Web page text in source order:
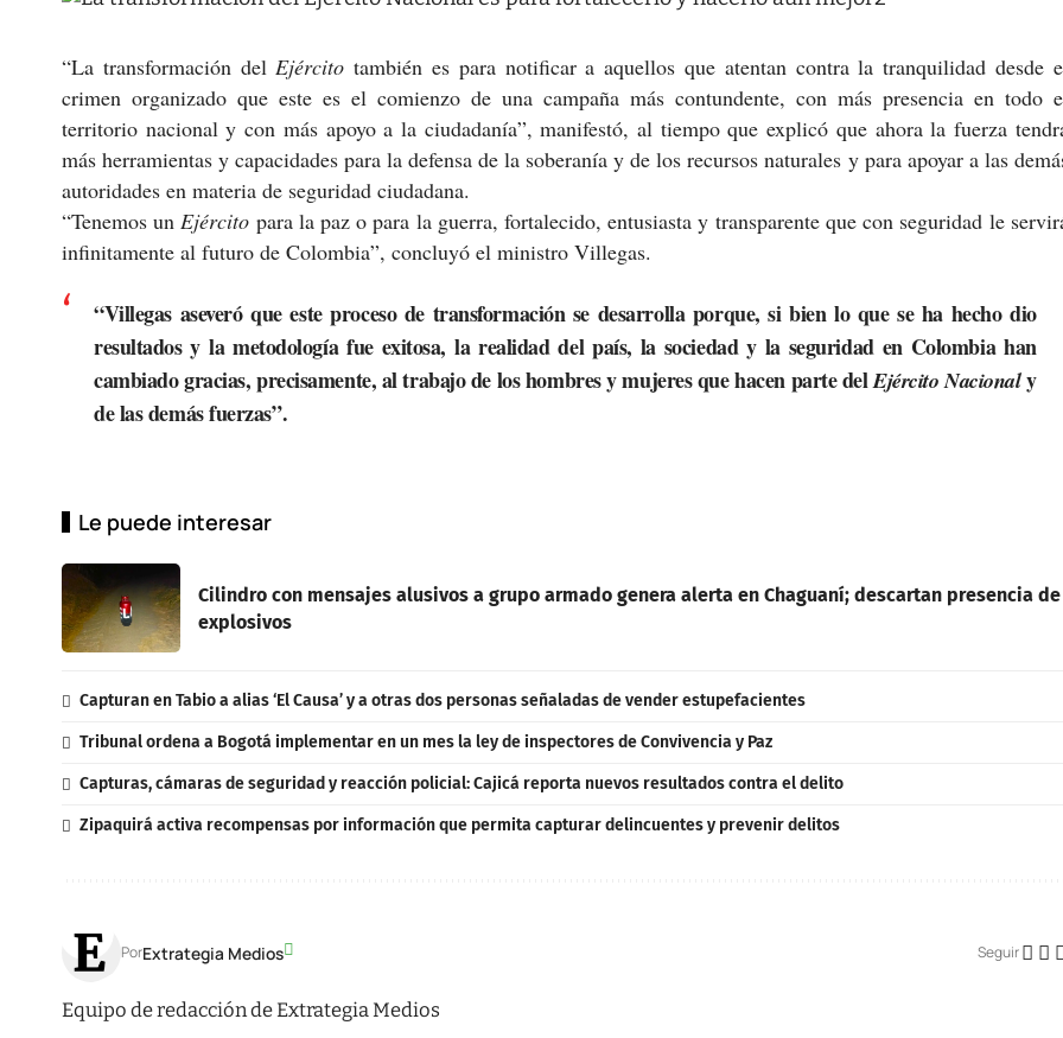
“La transformación delEjército también es para notificar a aquellos que atentan contra la tranquilidad desde
crimen organizado que este es el comienzo de una campaña más contundente, con más presencia en todo
territorio nacional y con más apoyo a la ciudadanía”, manifestó, al tiempo que explicó que ahora la fuerza
más herramientas y capacidades para la defensa de la soberanía y de los recursos naturales y para apoyar a las
autoridades en materia de seguridad ciudadana.
“Tenemos unEjército para la paz o para la guerra, fortalecido, entusiasta y transparente que con seguridad le
infinitamente al futuro de Colombia”, concluyó el ministro Villegas.
“Villegas aseveró que este proceso de transformación se desarrolla porque, si bien lo que se ha hecho dio
resultados y la metodología fue exitosa, la realidad del país, la sociedad y la seguridad en Colombia han
cambiado gracias, precisamente, al trabajo de los hombres y mujeres que hacen parte delEjército Nacionaly
de las demás fuerzas”.
Le puede interesar
Cilindro con mensajes alusivos a grupo armado genera alerta en Chaguaní; descartan presencia de
explosivos
Capturan en Tabio a alias ‘El Causa’ y a otras dos personas señaladas de vender estupefacientes
Tribunal ordena a Bogotá implementar en un mes la ley de inspectores de Convivencia y Paz
Capturas, cámaras de seguridad y reacción policial: Cajicá reporta nuevos resultados contra el delito
Zipaquirá activa recompensas por información que permita capturar delincuentes y prevenir delitos
PorExtrategia Medios Seguir
Equipo de redacción de Extrategia Medios